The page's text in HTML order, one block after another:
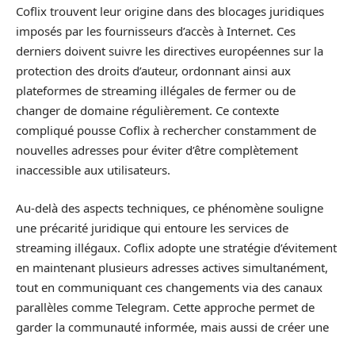
Coflix trouvent leur origine dans des blocages juridiques
imposés par les fournisseurs d’accès à Internet. Ces
derniers doivent suivre les directives européennes sur la
protection des droits d’auteur, ordonnant ainsi aux
plateformes de streaming illégales de fermer ou de
changer de domaine régulièrement. Ce contexte
compliqué pousse Coflix à rechercher constamment de
nouvelles adresses pour éviter d’être complètement
inaccessible aux utilisateurs.
Au-delà des aspects techniques, ce phénomène souligne
une précarité juridique qui entoure les services de
streaming illégaux. Coflix adopte une stratégie d’évitement
en maintenant plusieurs adresses actives simultanément,
tout en communiquant ces changements via des canaux
parallèles comme Telegram. Cette approche permet de
garder la communauté informée, mais aussi de créer une